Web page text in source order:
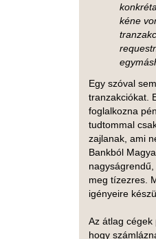
kéne
Egy szóval
tranzakciókat.
foglalkozna
tudtommal
zajlanak, ami
Bankból
meg tízezres.
igényeire
Az átlag cégek
hogy